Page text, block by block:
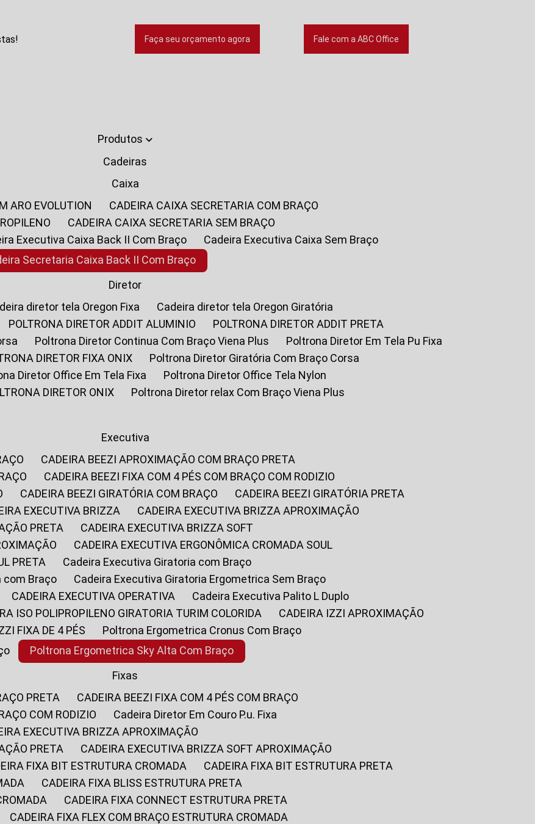
Faça seu orçamento agora Fale com a ABC Office
Produtos
Cadeiras
Caixa
ARO EVOLUTION
CADEIRA CAIXA SECRETARIA COM BRAÇO
CADEIRA CAIXA SECRETARIA SEM BRAÇO
Executiva Caixa Back II Com Braço
Cadeira Executiva Caixa Sem Braço
Secretaria Caixa Back II Com Braço
Diretor
diretor tela Oregon Fixa
Cadeira diretor tela Oregon Giratória
POLTRONA DIRETOR ADDIT ALUMINIO
POLTRONA DIRETOR ADDIT PRETA
Poltrona Diretor Continua Com Braço Viena Plus
Poltrona Diretor Em Tela Pu Fixa
DIRETOR FIXA ONIX
Poltrona Diretor Giratória Com Braço Corsa
Diretor Office Em Tela Fixa
Poltrona Diretor Office Tela Nylon
DIRETOR ONIX
Poltrona Diretor relax Com Braço Viena Plus
Executiva
CADEIRA BEEZI APROXIMAÇÃO COM BRAÇO PRETA
CADEIRA BEEZI FIXA COM 4 PÉS COM BRAÇO COM RODIZIO
CADEIRA BEEZI GIRATÓRIA COM BRAÇO
CADEIRA BEEZI GIRATÓRIA PRETA
EXECUTIVA BRIZZA
CADEIRA EXECUTIVA BRIZZA APROXIMAÇÃO
PRETA
CADEIRA EXECUTIVA BRIZZA SOFT
CADEIRA EXECUTIVA ERGONÔMICA CROMADA SOUL
PRETA
Cadeira Executiva Giratoria com Braço
com Braço
Cadeira Executiva Giratoria Ergometrica Sem Braço
CADEIRA EXECUTIVA OPERATIVA
Cadeira Executiva Palito L Duplo
ISO POLIPROPILENO GIRATORIA TURIM COLORIDA
CADEIRA IZZI APROXIMAÇÃO
FIXA DE 4 PÉS
Poltrona Ergometrica Cronus Com Braço
Poltrona Ergometrica Sky Alta Com Braço
Fixas
PRETA
CADEIRA BEEZI FIXA COM 4 PÉS COM BRAÇO
COM RODIZIO
Cadeira Diretor Em Couro P.u. Fixa
EXECUTIVA BRIZZA APROXIMAÇÃO
PRETA
CADEIRA EXECUTIVA BRIZZA SOFT APROXIMAÇÃO
FIXA BIT ESTRUTURA CROMADA
CADEIRA FIXA BIT ESTRUTURA PRETA
CADEIRA FIXA BLISS ESTRUTURA PRETA
CADEIRA FIXA CONNECT ESTRUTURA PRETA
CADEIRA FIXA FLEX COM BRAÇO ESTRUTURA CROMADA